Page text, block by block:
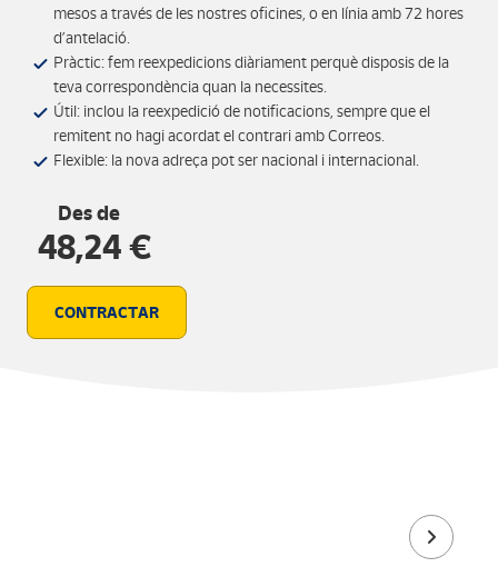
mesos a través de les nostres oficines, o en línia amb 72 hores
d’antelació.
Pràctic: fem reexpedicions diàriament perquè disposis de la
teva correspondència quan la necessites.
Útil: inclou la reexpedició de notificacions, sempre que el
remitent no hagi acordat el contrari amb Correos.
Flexible: la nova adreça pot ser nacional i internacional.
Des de
48,24 €
CONTRACTAR